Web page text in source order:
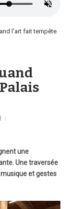
l’art fait tempête
une
Une traversée
et gestes